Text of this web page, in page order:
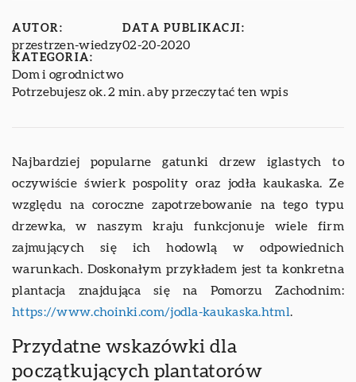
AUTOR:
przestrzen-wiedzy
DATA PUBLIKACJI:
02-20-2020
KATEGORIA:
Dom i ogrodnictwo
Potrzebujesz ok. 2 min. aby przeczytać ten wpis
Najbardziej popularne gatunki drzew iglastych to
oczywiście świerk pospolity oraz jodła kaukaska. Ze
względu na coroczne zapotrzebowanie na tego typu
drzewka, w naszym kraju funkcjonuje wiele firm
zajmujących się ich hodowlą w odpowiednich
warunkach. Doskonałym przykładem jest ta konkretna
plantacja znajdująca się na Pomorzu Zachodnim:
https://www.choinki.com/jodla-kaukaska.html.
Przydatne wskazówki dla
początkujących plantatorów